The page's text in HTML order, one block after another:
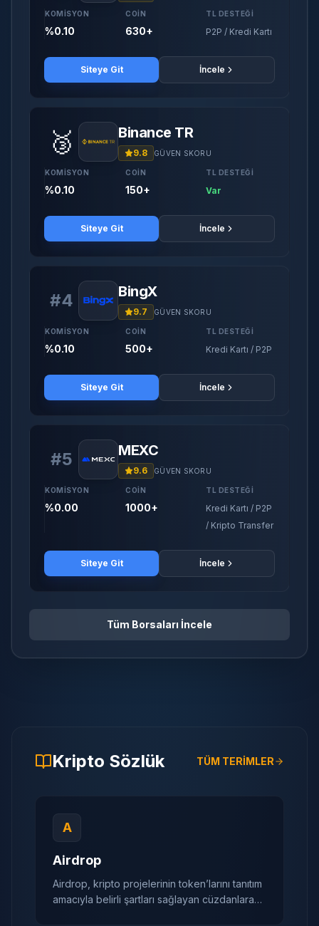
KOMISYON
%0.10
COIN
630+
TL DESTEĞI
P2P / Kredi Kartı
Siteye Git İncele
🥉 Binance TR
9.8 GÜVEN SKORU
KOMISYON
%0.10
COIN
150+
TL DESTEĞI
Var
Siteye Git İncele
#4 BingX
9.7 GÜVEN SKORU
KOMISYON
%0.10
COIN
500+
TL DESTEĞI
Kredi Kartı / P2P
Siteye Git İncele
#5 MEXC
9.6 GÜVEN SKORU
KOMISYON
%0.00
COIN
1000+
TL DESTEĞI
Kredi Kartı / P2P
/ Kripto Transfer
Siteye Git İncele
Tüm Borsaları İncele
Kripto Sözlük TÜM TERİMLER
A
Airdrop
Airdrop, kripto projelerinin token’larını tanıtım
amacıyla belirli şartları sağlayan cüzdanlara